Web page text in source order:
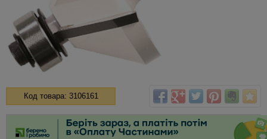
Код товара: 3106161